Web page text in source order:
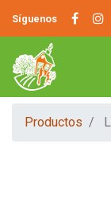
Síguenos
Productos